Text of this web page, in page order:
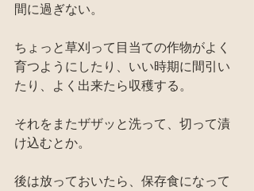
間に過ぎない。
ちょっと草刈って目当ての作物がよく
育つようにしたり、いい時期に間引い
たり、よく出来たら収穫する。
それをまたザザッと洗って、切って漬
け込むとか。
後は放っておいたら、保存食になって